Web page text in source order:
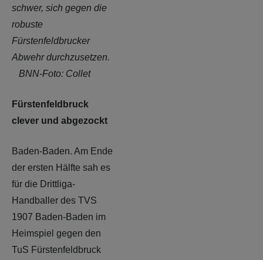
schwer, sich gegen die
robuste
Fürstenfeldbrucker
Abwehr durchzusetzen.
BNN-Foto: Collet
Fürstenfeldbruck
clever und abgezockt
Baden-Baden. Am Ende
der ersten Hälfte sah es
für die Drittliga-
Handballer des TVS
1907 Baden-Baden im
Heimspiel gegen den
TuS Fürstenfeldbruck